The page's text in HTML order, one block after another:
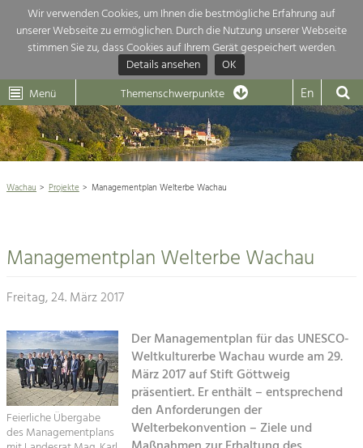
Wir verwenden Cookies, um Ihnen die bestmögliche Erfahrung auf
unserer Webseite zu ermöglichen. Durch die Nutzung unserer Webseite
stimmen Sie zu, dass Cookies auf Ihrem Gerät gespeichert werden.
Details ansehen
OK
Dunkelsteinerwald Klima
Menü Themenschwerpunkte En
Aktuelles
Weltkulturerbe Wachau 
Rückblick 25 Jahre Jubiläum
Architektur
Landwirtschaft & Tourismus
Projekte
Kirchen am Fluss
Suche
Themenübersicht
Die Regionalentwicklung in unserer Region ist sehr vielfältig. Deshalb
hier eine Übersicht über unsere Themenschwerpunkte. Für mehr
einfach das Thema anklicken und schon werden alle Projekte in diesem
angezeigt.
Natur- &
Baukultur
Land- & Forstwirtschaft
Bewirtschaftung und Pflege der
Kulturlandschaft.
Tourismus
Angebotsentwicklung und
Positionierung.
Wachau Projekte Managementplan Welterbe Wachau
Managementplan Welterbe Wachau
Freitag, 24. März 2017
Feierliche Übergabe
des Managementplans
Der Managementplan für das UNESCO-
Weltkulturerbe Wachau wurde am 29.
März 2017 auf Stift Göttweig
präsentiert. Er enthält – entsprechend
den Anforderungen der
Welterbekonvention – Ziele und